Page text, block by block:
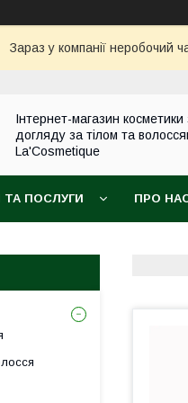
Зараз у компанії неробочий
Інтернет-магазин косметики
догляду за тілом та
La'Cosmetique
ТА ПОСЛУГИ ПРО